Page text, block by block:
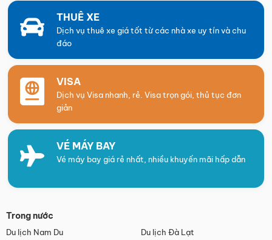
THUÊ XE
Dịch vụ thuê xe giá tốt từ các nhà xe uy tín và chu
đáo
VISA
Dịch vụ Visa nhanh, rẻ. Visa trọn gói, thủ tục đơn
giản
VÉ MÁY BAY
Vé máy bay giá rẻ nhất, nhiều khuyến mãi hấp dẫn
Trong nước
Du lịch Nam Du
Du lịch Đà Lạt